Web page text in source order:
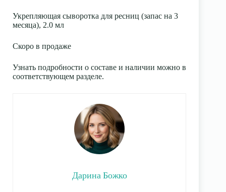
Укрепляющая сыворотка для ресниц (запас на 3
месяца), 2.0 мл
Скоро в продаже
Узнать подробности о составе и наличии можно в
соответствующем разделе.
Дарина Божко